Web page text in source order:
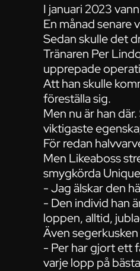
I januari 2023
En månad senare
Sedan skulle det
Tränaren Per
upprepade
Att han skulle
föreställa sig.
Men nu är han
viktigaste
För redan
Men Likeaboss
smygkörda
- Jag älskar den
- Den individ han
loppen, alltid,
Även
- Per har gjort ett
varje lopp på